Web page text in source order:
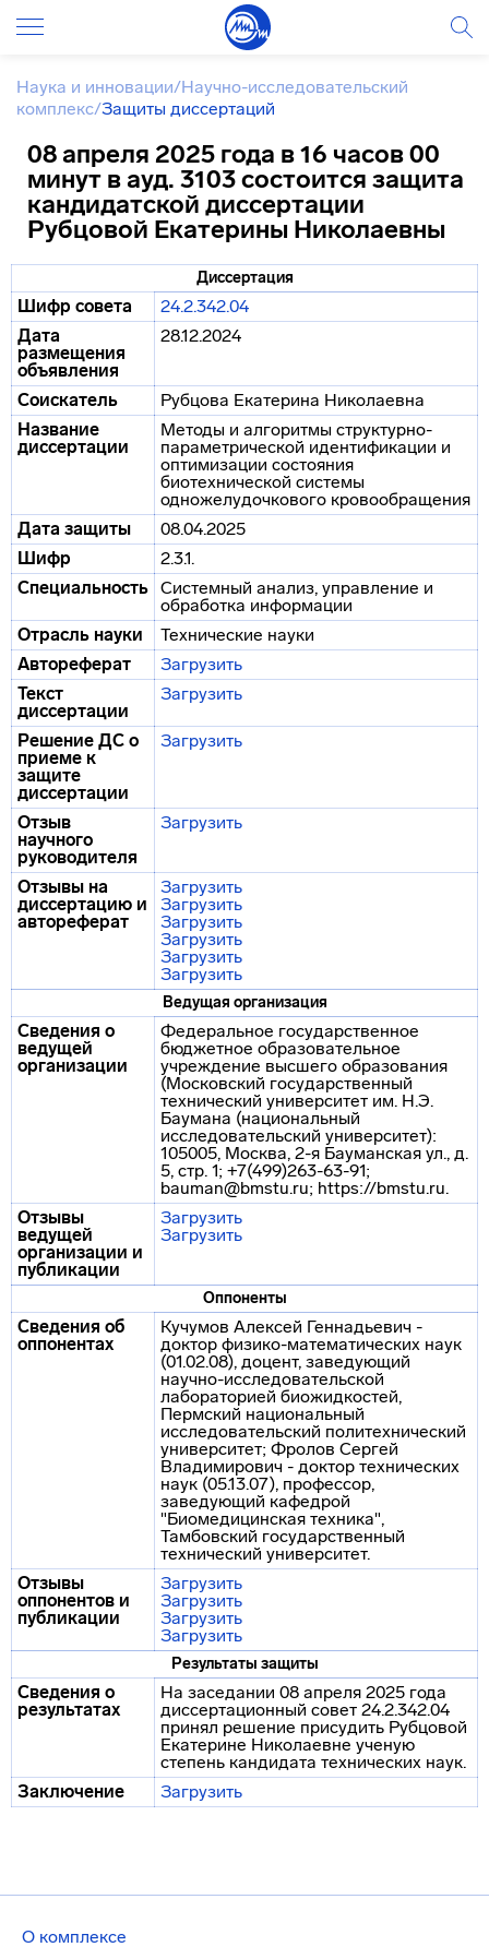
О комплексе
Наука и инновации/Научно-исследовательский
комплекс/Защиты диссертаций
08 апреля 2025 года в 16 часов 00
минут в ауд. 3103 состоится защита
кандидатской диссертации
Рубцовой Екатерины Николаевны
Диссертация
Шифр совета
24.2.342.04
Дата
размещения
объявления
28.12.2024
Соискатель
Рубцова Екатерина Николаевна
Название
диссертации
Методы и алгоритмы структурно-
параметрической идентификации и
оптимизации состояния
биотехнической системы
одножелудочкового кровообращения
Дата защиты
08.04.2025
Шифр
2.3.1.
Специальность Системный анализ, управление и
обработка информации
Отрасль науки
Технические науки
Автореферат
Загрузить
Текст
диссертации
Загрузить
Решение ДС о
приеме к
защите
диссертации
Загрузить
Отзыв
научного
руководителя
Загрузить
Отзывы на
диссертацию и
автореферат
Загрузить
Загрузить
Загрузить
Загрузить
Загрузить
Загрузить
Ведущая организация
Сведения о
ведущей
организации
Федеральное государственное
бюджетное образовательное
учреждение высшего образования
(Московский государственный
технический университет им. Н.Э.
Баумана (национальный
исследовательский университет):
105005, Москва, 2-я Бауманская ул., д.
5, стр. 1; +7(499)263-63-91;
bauman@bmstu.ru; https://bmstu.ru.
Отзывы
ведущей
организации и
публикации
Загрузить
Загрузить
Оппоненты
Сведения об
оппонентах
Кучумов Алексей Геннадьевич -
доктор физико-математических наук
(01.02.08), доцент, заведующий
научно-исследовательской
лабораторией биожидкостей,
Пермский национальный
исследовательский политехнический
университет; Фролов Сергей
Владимирович - доктор технических
наук (05.13.07), профессор,
заведующий кафедрой
"Биомедицинская техника",
Тамбовский государственный
технический университет.
Отзывы
оппонентов и
публикации
Загрузить
Загрузить
Загрузить
Загрузить
Результаты защиты
Сведения о
результатах
На заседании 08 апреля 2025 года
диссертационный совет 24.2.342.04
принял решение присудить Рубцовой
Екатерине Николаевне ученую
степень кандидата технических наук.
Заключение
Загрузить